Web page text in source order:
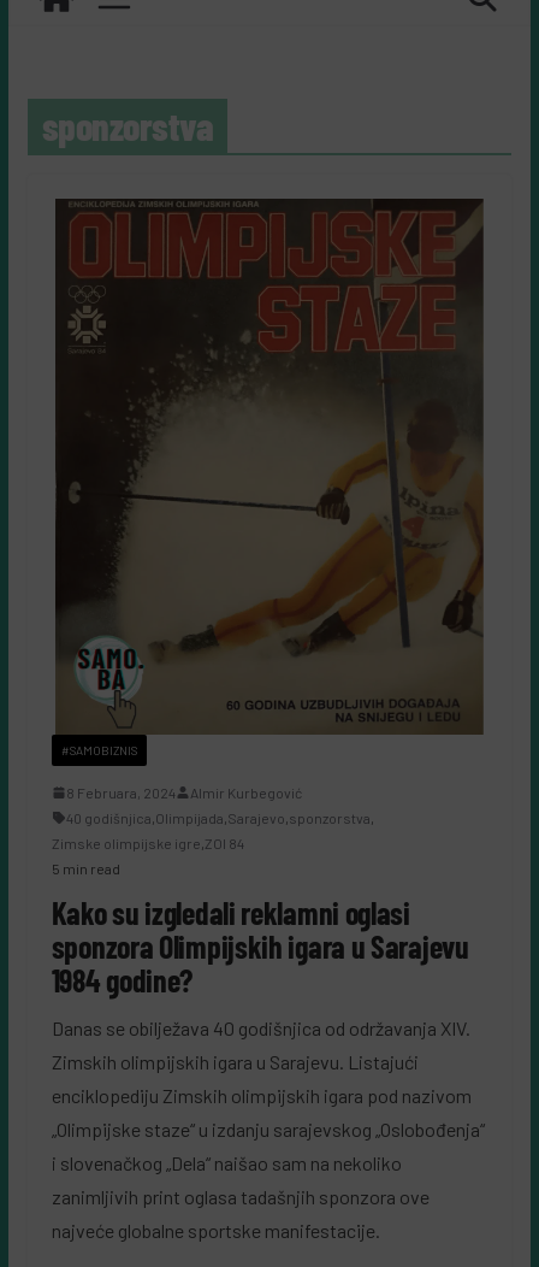
sponzorstva
#SAMOBIZNIS
8 Februara, 2024
Almir Kurbegović
40 godišnjica,Olimpijada,Sarajevo,sponzorstva,
Zimske olimpijske igre,ZOI 84
5 min read
Kako su izgledali reklamni oglasi
sponzora Olimpijskih igara u Sarajevu
1984 godine?
Danas se obilježava 40 godišnjica od održavanja XIV.
Zimskih olimpijskih igara u Sarajevu. Listajući
enciklopediju Zimskih olimpijskih igara pod nazivom
„Olimpijske staze“ u izdanju sarajevskog „Oslobođenja“
i slovenačkog „Dela“ naišao sam na nekoliko
zanimljivih print oglasa tadašnjih sponzora ove
najveće globalne sportske manifestacije.